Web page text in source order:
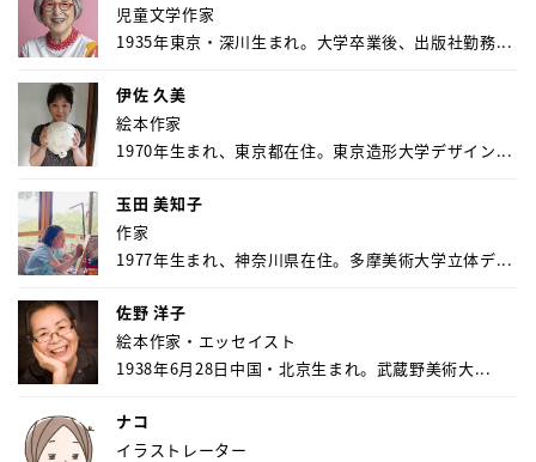
児童文学作家
1935年東京・深川生まれ。大学卒業後、出版社勤務...
伊佐 久美
絵本作家
1970年生まれ、東京都在住。東京造形大学デザイン...
玉田 美知子
作家
1977年生まれ、神奈川県在住。多摩美術大学立体デ...
佐野 洋子
絵本作家・エッセイスト
1938年6月28日中国・北京生まれ。武蔵野美術大...
ナコ
イラストレーター